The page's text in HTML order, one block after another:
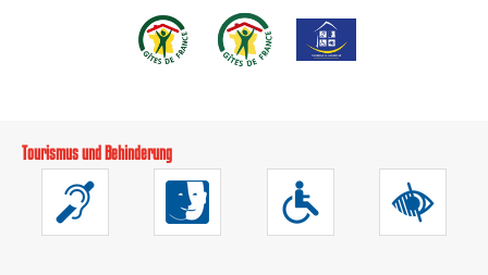
Tourismus und Behinderung